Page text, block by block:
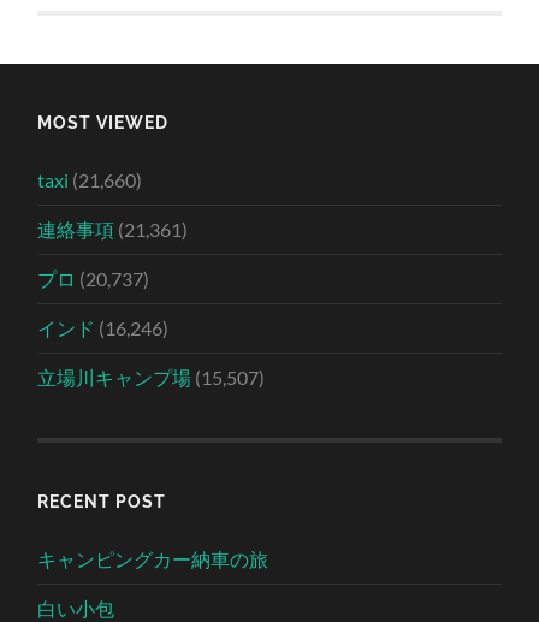
MOST VIEWED
taxi (21,660)
連絡事項 (21,361)
プロ (20,737)
インド (16,246)
立場川キャンプ場 (15,507)
RECENT POST
キャンピングカー納車の旅
白い小包